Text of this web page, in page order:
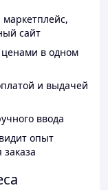
сайт
в одном
и выдачей
ввода
опыт